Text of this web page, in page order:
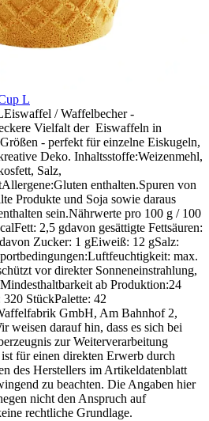
L
/ Waffelbecher -
Vielfalt der Eiswaffeln in
- perfekt für einzelne Eiskugeln,
Deko. Inhaltsstoffe:Weizenmehl,
Salz,
enthalten.Spuren von
Produkte und Soja sowie daraus
sein.Nährwerte pro 100 g / 100
2,5 gdavon gesättigte Fettsäuren:
Zucker: 1 gEiweiß: 12 gSalz:
max.
vor direkter Sonneneinstrahlung,
ab Produktion:24
StückPalette: 42
GmbH, Am Bahnhof 2,
weisen darauf hin, dass es sich bei
zur Weiterverarbeitung
für einen direkten Erwerb durch
des Herstellers im Artikeldatenblatt
zu beachten. Die Angaben hier
nicht den Anspruch auf
rechtliche Grundlage.